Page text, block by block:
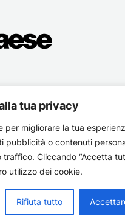
tua privacy
per migliorare la tua
pubblicità o contenuti
traffico. Cliccando “Accetta
utilizzo dei cookie.
Rifiuta tutto
Belpaese | Periodico